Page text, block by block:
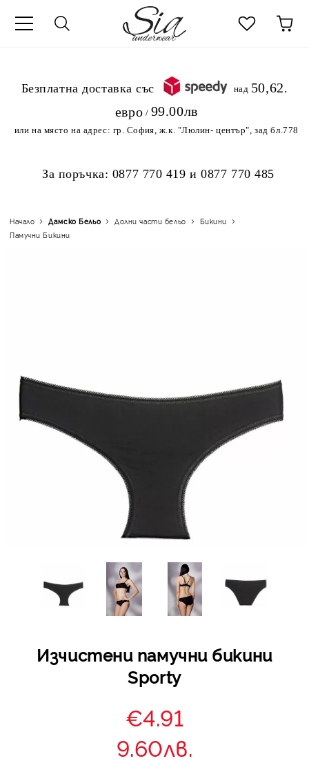
.Безплатна доставка със
над 50,62
евро / 99.00лв
или на място на адрес: гр. София, ж.к. "Люлин- център", зад бл.778
За поръчка: 0877 770 419 и0877 770 485
Начало Дамско Бельо Долни части бельо
Бикини
Памучни Бикини
Изчистени памучни бикини
Sporty
€4.91
9.60лв.